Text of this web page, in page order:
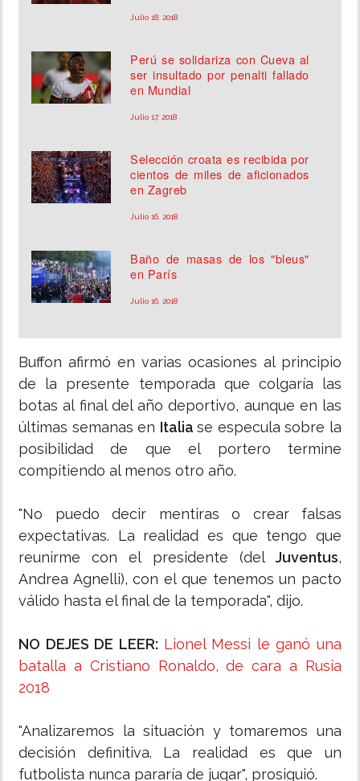
Julio 18, 2018
Perú se solidariza con Cueva al
ser insultado por penalti fallado
en Mundial
Julio 17, 2018
Selección croata es recibida por
cientos de miles de aficionados
en Zagreb
Julio 16, 2018
Baño de masas de los "bleus"
en París
Julio 16, 2018
Buffon afirmó en varias ocasiones al principio
de la presente temporada que colgaría las
botas al final del año deportivo, aunque en las
últimas semanas en Italiase especula sobre la
posibilidad de que el portero termine
compitiendo al menos otro año.
"No puedo decir mentiras o crear falsas
expectativas. La realidad es que tengo que
reunirme con el presidente (del Juventus,
Andrea Agnelli), con el que tenemos un pacto
válido hasta el final de la temporada", dijo.
NO DEJES DE LEER: Lionel Messi le ganó una
batalla a Cristiano Ronaldo, de cara a Rusia
2018
"Analizaremos la situación y tomaremos una
decisión definitiva. La realidad es que un
futbolista nunca pararía de jugar", prosiguió.